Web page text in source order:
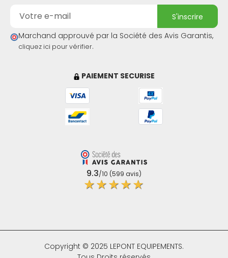
PAIEMENT SECURISE
9.3/10 (599 avis)
★★★★★
s'inscrire
Marchand approuvé par la Société des Avis Garantis,
cliquez ici pour vérifier.
Copyright © 2025 LEPONT EQUIPEMENTS.